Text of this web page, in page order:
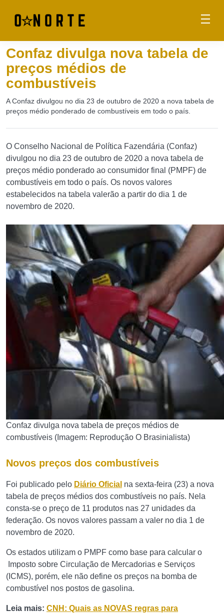
Confaz divulga nova tabela de
preços médios de
combustíveis
A Confaz divulgou no dia 23 de outubro de 2020 a nova tabela de
preços médio ponderado de combustíveis em todo o país.
O Conselho Nacional de Política Fazendária (Confaz)
divulgou no dia 23 de outubro de 2020 a nova tabela de
preços médio ponderado ao consumidor final (PMPF) de
combustíveis em todo o país. Os novos valores
estabelecidos na tabela valerão a partir do dia 1 de
novembro de 2020.
Confaz divulga nova tabela de preços médios de
combustíveis (Imagem: Reprodução O Brasinialista)
Novos preços dos combustíveis
Foi publicado pelo Diário Oficial na sexta-feira (23) a nova
tabela de preços médios dos combustíveis no país. Nela
consta-se o preço de 11 produtos nas 27 unidades da
federação. Os novos valores passam a valer no dia 1 de
novembro de 2020.
Os estados utilizam o PMPF como base para calcular o
Imposto sobre Circulação de Mercadorias e Serviços
(ICMS), porém, ele não define os preços na bomba de
combustível nos postos de gasolina.
Leia mais: CNH: Quais as NOVAS regras para